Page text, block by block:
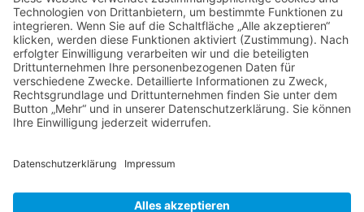
Sonstige Spiele
Sport
News
Onlinespiele